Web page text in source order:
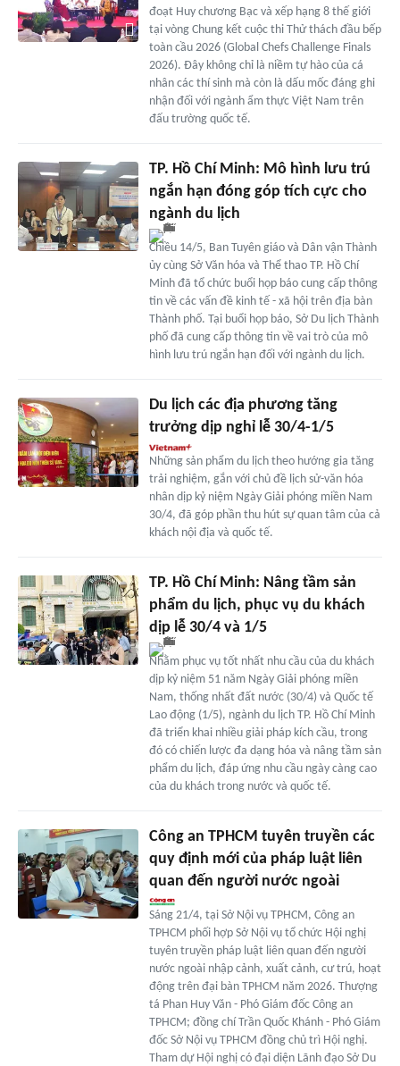
đoạt Huy chương Bạc và xếp hạng 8 thế giới
tại vòng Chung kết cuộc thi Thử thách đầu bếp
toàn cầu 2026 (Global Chefs Challenge Finals
2026). Đây không chỉ là niềm tự hào của cá
nhân các thí sinh mà còn là dấu mốc đáng ghi
nhận đối với ngành ẩm thực Việt Nam trên
đấu trường quốc tế.
TP. Hồ Chí Minh: Mô hình lưu trú
ngắn hạn đóng góp tích cực cho
ngành du lịch
Chiều 14/5, Ban Tuyên giáo và Dân vận Thành
ủy cùng Sở Văn hóa và Thể thao TP. Hồ Chí
Minh đã tổ chức buổi họp báo cung cấp thông
tin về các vấn đề kinh tế - xã hội trên địa bàn
Thành phố. Tại buổi họp báo, Sở Du lịch Thành
phố đã cung cấp thông tin về vai trò của mô
hình lưu trú ngắn hạn đối với ngành du lịch.
Du lịch các địa phương tăng
trưởng dịp nghỉ lễ 30/4-1/5
Những sản phẩm du lịch theo hướng gia tăng
trải nghiệm, gắn với chủ đề lịch sử-văn hóa
nhân dịp kỷ niệm Ngày Giải phóng miền Nam
30/4, đã góp phần thu hút sự quan tâm của cả
khách nội địa và quốc tế.
TP. Hồ Chí Minh: Nâng tầm sản
phẩm du lịch, phục vụ du khách
dịp lễ 30/4 và 1/5
Nhằm phục vụ tốt nhất nhu cầu của du khách
dịp kỷ niệm 51 năm Ngày Giải phóng miền
Nam, thống nhất đất nước (30/4) và Quốc tế
Lao động (1/5), ngành du lịch TP. Hồ Chí Minh
đã triển khai nhiều giải pháp kích cầu, trong
đó có chiến lược đa dạng hóa và nâng tầm sản
phẩm du lịch, đáp ứng nhu cầu ngày càng cao
của du khách trong nước và quốc tế.
Công an TPHCM tuyên truyền các
quy định mới của pháp luật liên
quan đến người nước ngoài
Sáng 21/4, tại Sở Nội vụ TPHCM, Công an
TPHCM phối hợp Sở Nội vụ tổ chức Hội nghị
tuyên truyền pháp luật liên quan đến người
nước ngoài nhập cảnh, xuất cảnh, cư trú, hoạt
động trên đại bàn TPHCM năm 2026. Thượng
tá Phan Huy Văn - Phó Giám đốc Công an
TPHCM; đồng chí Trần Quốc Khánh - Phó Giám
đốc Sở Nội vụ TPHCM đồng chủ trì Hội nghị.
Tham dự Hội nghị có đại diện Lãnh đạo Sở Du